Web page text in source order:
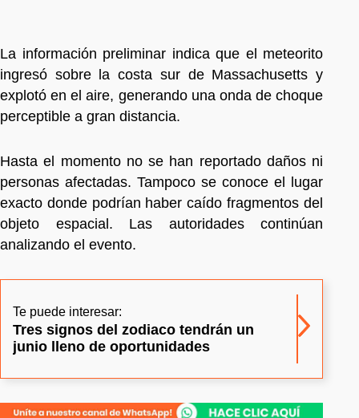
La información preliminar indica que el meteorito
ingresó sobre la costa sur de Massachusetts y
explotó en el aire, generando una onda de choque
perceptible a gran distancia.
Hasta el momento no se han reportado daños ni
personas afectadas. Tampoco se conoce el lugar
exacto donde podrían haber caído fragmentos del
objeto espacial. Las autoridades continúan
analizando el evento.
Te puede interesar:
Tres signos del zodiaco tendrán un
junio lleno de oportunidades